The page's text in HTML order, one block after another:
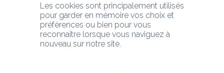
Les cookies sont principalement utilisés
pour garder en mémoire vos choix et
préférences ou bien pour vous
reconnaître lorsque vous naviguez à
nouveau sur notre site.